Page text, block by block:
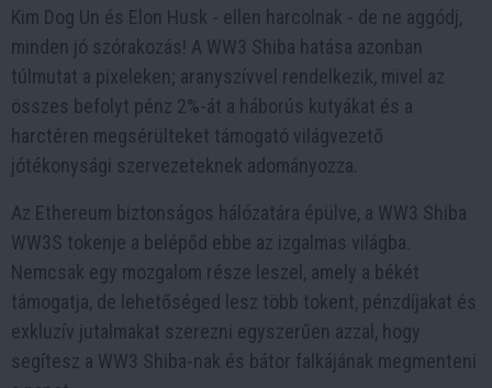
Kim Dog Un és Elon Husk - ellen harcolnak - de ne aggódj,
minden jó szórakozás! A WW3 Shiba hatása azonban
túlmutat a pixeleken; aranyszívvel rendelkezik, mivel az
összes befolyt pénz 2%-át a háborús kutyákat és a
harctéren megsérülteket támogató világvezető
jótékonysági szervezeteknek adományozza.
Az Ethereum biztonságos hálózatára épülve, a WW3 Shiba
WW3S tokenje a belépőd ebbe az izgalmas világba.
Nemcsak egy mozgalom része leszel, amely a békét
támogatja, de lehetőséged lesz több tokent, pénzdíjakat és
exkluzív jutalmakat szerezni egyszerűen azzal, hogy
segítesz a WW3 Shiba-nak és bátor falkájának megmenteni